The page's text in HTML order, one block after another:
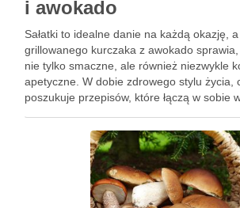
i awokado
Sałatki to idealne danie na każdą okazję, a
grillowanego kurczaka z awokado
nie tylko smaczne, ale również niezwykle
apetyczne. W dobie zdrowego stylu życia,
poszukuje przepisów, które łączą w sobie